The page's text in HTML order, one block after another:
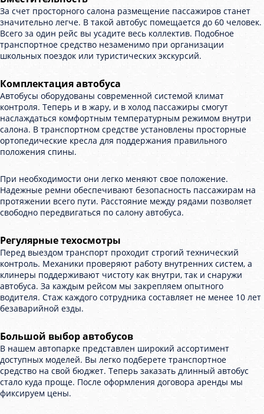
За счет просторного салона размещение пассажиров станет
значительно легче. В такой автобус помещается до 60 человек.
Всего за один рейс вы усадите весь коллектив. Подобное
транспортное средство незаменимо при организации
школьных поездок или туристических экскурсий.
Комплектация автобуса
Автобусы оборудованы современной системой климат
контроля. Теперь и в жару, и в холод пассажиры смогут
наслаждаться комфортным температурным режимом внутри
салона. В транспортном средстве установлены просторные
ортопедические кресла для поддержания правильного
положения спины.
При необходимости они легко меняют свое положение.
Надежные ремни обеспечивают безопасность пассажирам на
протяжении всего пути. Расстояние между рядами позволяет
свободно передвигаться по салону автобуса.
Регулярные техосмотры
Перед выездом транспорт проходит строгий технический
контроль. Механики проверяют работу внутренних систем, а
клинеры поддерживают чистоту как внутри, так и снаружи
автобуса. За каждым рейсом мы закрепляем опытного
водителя. Стаж каждого сотрудника составляет не менее 10 лет
безаварийной езды.
Большой выбор автобусов
В нашем автопарке представлен широкий ассортимент
доступных моделей. Вы легко подберете транспортное
средство на свой бюджет. Теперь заказать длинный автобус
стало куда проще. После оформления договора аренды мы
фиксируем цены.